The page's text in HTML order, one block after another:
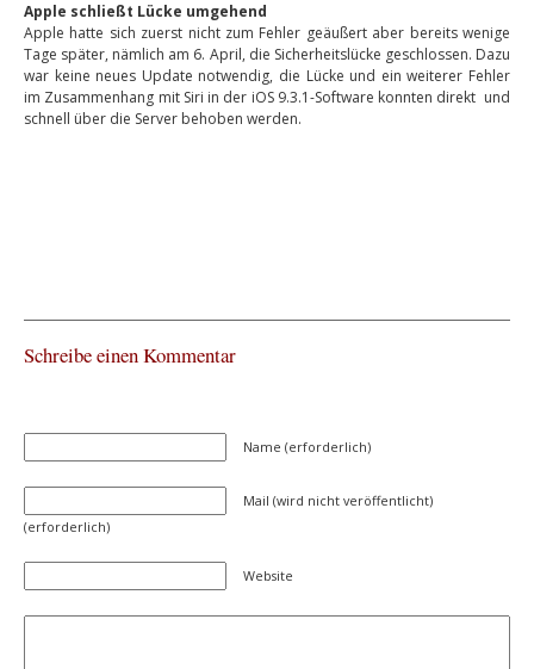
Apple schließt Lücke umgehend
Apple hatte sich zuerst nicht zum Fehler geäußert aber bereits wenige
Tage später, nämlich am 6. April, die Sicherheitslücke geschlossen. Dazu
war keine neues Update notwendig, die Lücke und ein weiterer Fehler
im Zusammenhang mit Siri in der iOS 9.3.1-Software konnten direkt und
schnell über die Server behoben werden.
Schreibe einen Kommentar
Name (erforderlich)
Mail (wird nicht veröffentlicht)
(erforderlich)
Website